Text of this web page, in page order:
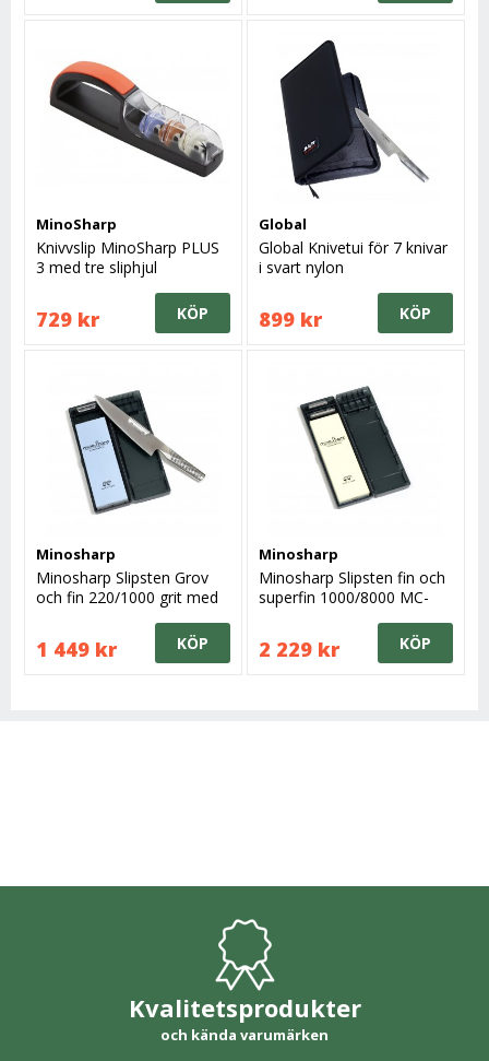
MinoSharp
Knivvslip MinoSharp PLUS
3 med tre sliphjul
729 kr KÖP
Global
Global Knivetui för 7 knivar
i svart nylon
899 kr KÖP
Minosharp
Minosharp Slipsten Grov
och fin 220/1000 grit med
1 449 kr KÖP
Minosharp
Minosharp Slipsten fin och
superfin 1000/8000 MC-
2 229 kr KÖP
Kvalitetsprodukter
och kända varumärken